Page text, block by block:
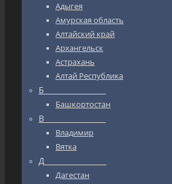
Адыгея
Амурская область
Алтайский край
Архангельск
Астрахань
Алтай Республика
Б_________________
Башкортостан
В_________________
Владимир
Вятка
Д_________________
Дагестан